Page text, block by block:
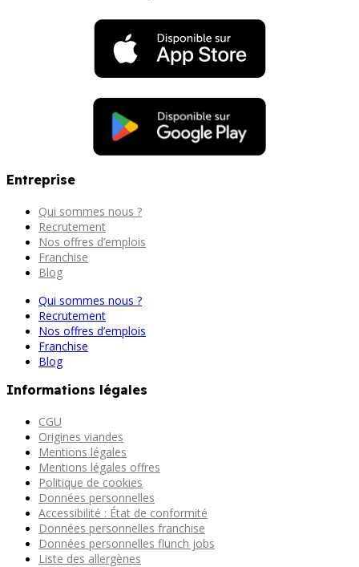
Entreprise
Qui sommes nous ?
Recrutement
Nos offres d’emplois
Franchise
Blog
Qui sommes nous ?
Recrutement
Nos offres d’emplois
Franchise
Blog
Informations légales
CGU
Origines viandes
Mentions légales
Mentions légales offres
Politique de cookies
Données personnelles
Accessibilité : État de conformité
Données personnelles franchise
Données personnelles flunch jobs
Liste des allergènes